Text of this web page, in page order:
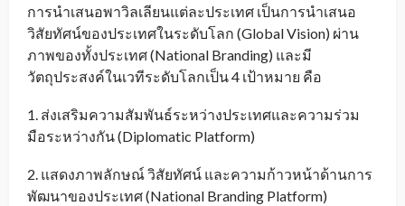
การนำเสนอพาวิลเลียนแต่ละประเทศ เป็นการนำเสนอ
วิสัยทัศน์ของประเทศในระดับโลก (Global Vision) ผ่าน
ภาพของทั้งประเทศ (National Branding) และมี
วัตถุประสงค์ในเวทีระดับโลกเป็น 4 เป้าหมาย คือ
1. ส่งเสริมความสัมพันธ์ระหว่างประเทศและความร่วม
มือระหว่างกัน (Diplomatic Platform)
2. แสดงภาพลักษณ์ วิสัยทัศน์ และความก้าวหน้าด้านการ
พัฒนาของประเทศ (National Branding Platform)